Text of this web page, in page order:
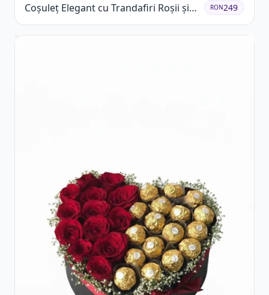
Coșuleț Elegant cu Trandafiri Roșii și
Lisianthus Alb
RON249